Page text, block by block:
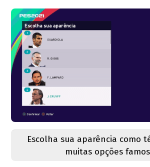
Escolha sua aparência como
muitas opções